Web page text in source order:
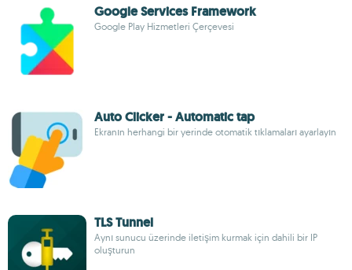
Google Services Framework
Google Play Hizmetleri Çerçevesi
Auto Clicker - Automatic tap
Ekranın herhangi bir yerinde otomatik tıklamaları ayarlayın
TLS Tunnel
Aynı sunucu üzerinde iletişim kurmak için dahili bir IP
oluşturun